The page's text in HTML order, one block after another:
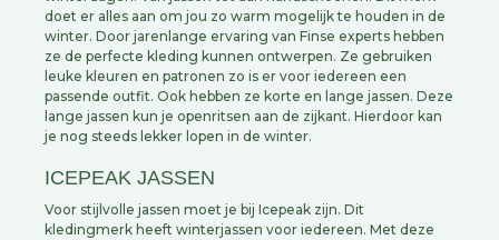
doet er alles aan om jou zo warm mogelijk te houden in de
winter. Door jarenlange ervaring van Finse experts hebben
ze de perfecte kleding kunnen ontwerpen. Ze gebruiken
leuke kleuren en patronen zo is er voor iedereen een
passende outfit. Ook hebben ze korte en lange jassen. Deze
lange jassen kun je openritsen aan de zijkant. Hierdoor kan
je nog steeds lekker lopen in de winter.
ICEPEAK JASSEN
Voor stijlvolle jassen moet je bij Icepeak zijn. Dit
kledingmerk heeft winterjassen voor iedereen. Met deze